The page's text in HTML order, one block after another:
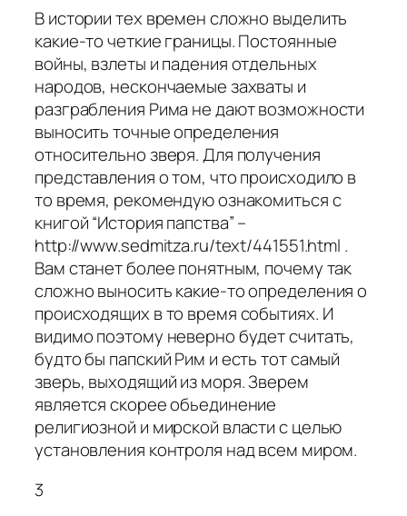
В истории тех времен сложно выделить
какие-то четкие границы. Постоянные
войны, взлеты и падения отдельных
народов, нескончаемые захваты и
разграбления Рима не дают возможности
выносить точные определения
относительно зверя. Для получения
представления о том, что происходило в
то время, рекомендую ознакомиться с
книгой “История папства” –
http://www.sedmitza.ru/text/441551.html .
Вам станет более понятным, почему так
сложно выносить какие-то определения о
происходящих в то время событиях. И
видимо поэтому неверно будет считать,
будто бы папский Рим и есть тот самый
зверь, выходящий из моря. Зверем
является скорее обьединение
религиозной и мирской власти с целью
установления контроля над всем миром.
3